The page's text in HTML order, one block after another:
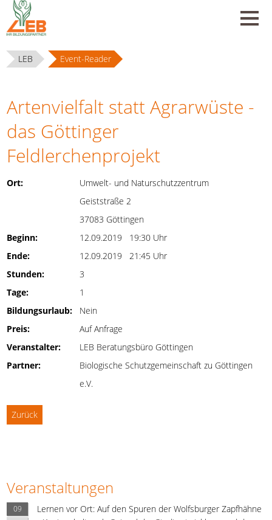
LEB Event-Reader
Artenvielfalt statt Agrarwüste -
das Göttinger
Feldlerchenprojekt
Ort:
Umwelt- und Naturschutzzentrum
Geiststraße 2
37083 Göttingen
Beginn:
12.09.2019 19:30 Uhr
Ende:
12.09.2019 21:45 Uhr
Stunden:
3
Tage:
1
Bildungsurlaub:
Nein
Preis:
Auf Anfrage
Veranstalter:
LEB Beratungsbüro Göttingen
Partner:
Biologische Schutzgemeinschaft zu Göttingen
e.V.
Zurück
Veranstaltungen
09
Lernen vor Ort: Auf den Spuren der Wolfsburger Zapfhähne